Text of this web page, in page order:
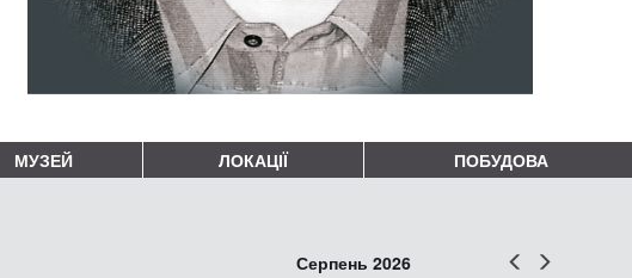
МУЗЕЙ ЛОКАЦІЇ ПОБУДОВА
Попер
Серпень 2026